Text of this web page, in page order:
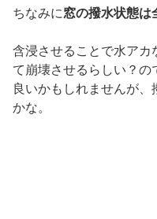
ちなみに窓の撥水状態は
含浸させることで水ア
て崩壊させるらしい？
良いかもしれませんが
かな。